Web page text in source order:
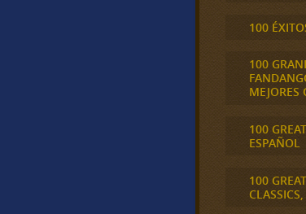
100
100
MEJORES
100
ESPAÑOL
100
CLASSICS,